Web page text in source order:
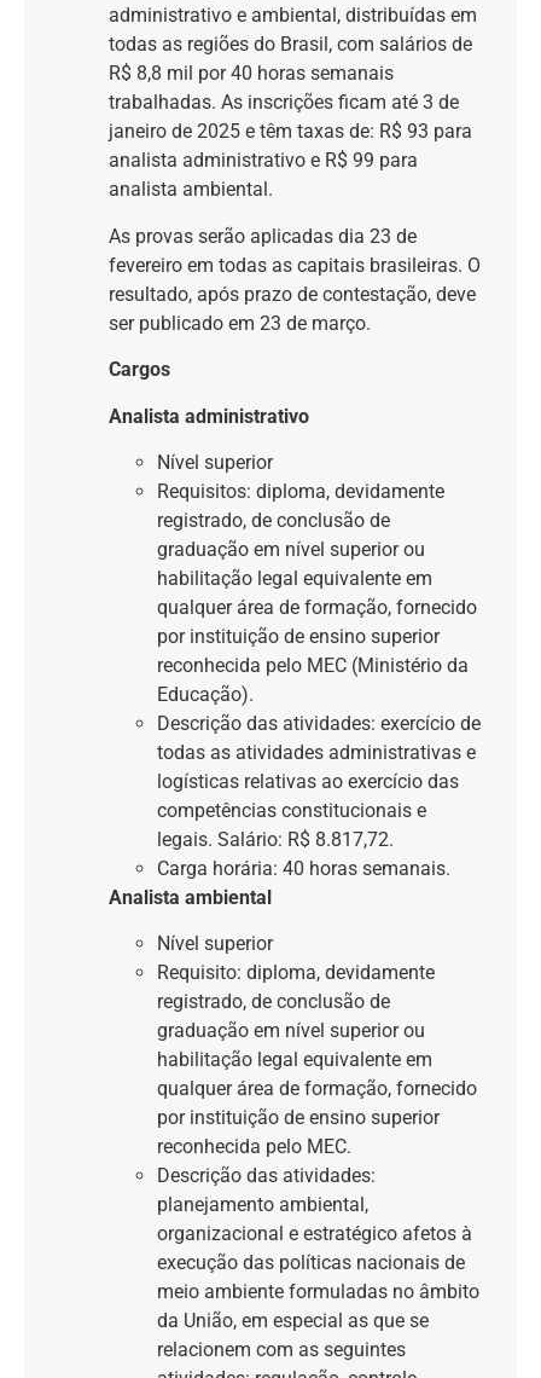
administrativo e ambiental, distribuídas em
todas as regiões do Brasil, com salários de
R$ 8,8 mil por 40 horas semanais
trabalhadas. As inscrições ficam até 3 de
janeiro de 2025 e têm taxas de: R$ 93 para
analista administrativo e R$ 99 para
analista ambiental.
As provas serão aplicadas dia 23 de
fevereiro em todas as capitais brasileiras. O
resultado, após prazo de contestação, deve
ser publicado em 23 de março.
Cargos
Analista administrativo
Nível superior
Requisitos: diploma, devidamente
registrado, de conclusão de
graduação em nível superior ou
habilitação legal equivalente em
qualquer área de formação, fornecido
por instituição de ensino superior
reconhecida pelo MEC (Ministério da
Educação).
Descrição das atividades: exercício de
todas as atividades administrativas e
logísticas relativas ao exercício das
competências constitucionais e
legais. Salário: R$ 8.817,72.
Carga horária: 40 horas semanais.
Analista ambiental
Nível superior
Requisito: diploma, devidamente
registrado, de conclusão de
graduação em nível superior ou
habilitação legal equivalente em
qualquer área de formação, fornecido
por instituição de ensino superior
reconhecida pelo MEC.
Descrição das atividades:
planejamento ambiental,
organizacional e estratégico afetos à
execução das políticas nacionais de
meio ambiente formuladas no âmbito
da União, em especial as que se
relacionem com as seguintes